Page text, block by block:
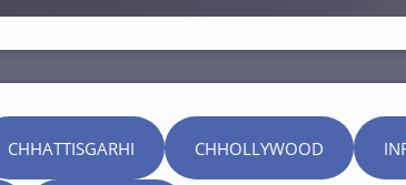
CHHATTISGARHI CHHOLLYWOOD